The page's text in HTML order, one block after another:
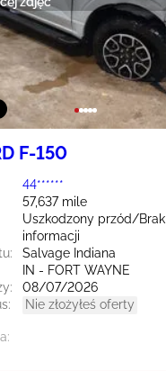
F-150
44******
57,637 mile
Uszkodzony przód/Brak
informacji
Salvage Indiana
IN - FORT WAYNE
08/07/2026
Nie złożyłeś oferty